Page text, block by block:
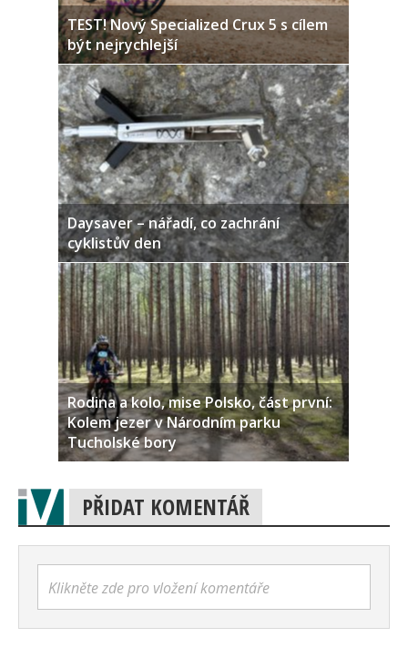
TEST! Nový Specialized Crux 5 s cílem
být nejrychlejší
Daysaver – nářadí, co zachrání
cyklistův den
Rodina a kolo, mise Polsko, část první:
Kolem jezer v Národním parku
Tucholské bory
PŘIDAT KOMENTÁŘ
Klikněte zde pro vložení komentáře